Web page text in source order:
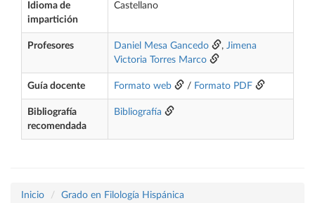
Idioma de
impartición
Castellano
Profesores Daniel Mesa Gancedo , Jimena
Victoria Torres Marco
Guía docente Formato web / Formato PDF
Bibliografía
recomendada
Bibliografía
Inicio
Grado en Filología Hispánica